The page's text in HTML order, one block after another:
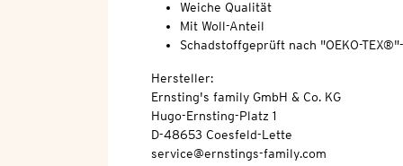
Weiche Qualität
Mit Woll-Anteil
Schadstoffgeprüft nach "OEKO-
Hersteller:
Ernsting's family GmbH & Co. KG
Hugo-Ernsting-Platz 1
D-48653 Coesfeld-Lette
service@ernstings-family.com